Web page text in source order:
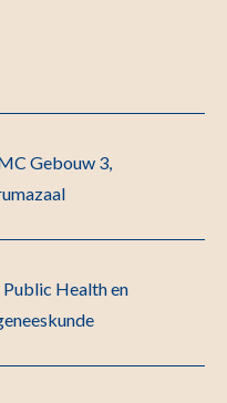
Gebouw 3,
Health en